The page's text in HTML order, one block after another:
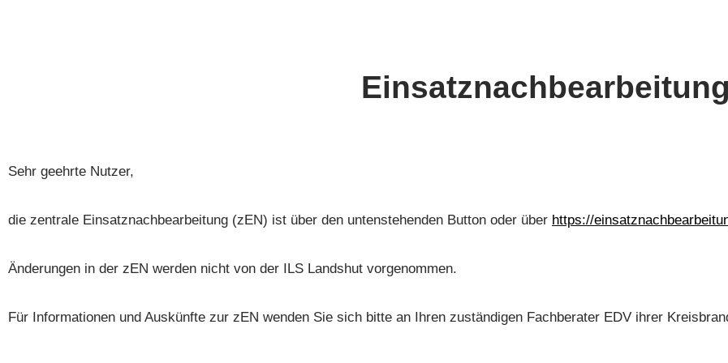
Einsatznachbearbeitung
Sehr geehrte Nutzer,
die zentrale Einsatznachbearbeitung (zEN) ist über den untenstehenden Button oder über https://
Änderungen in der zEN werden nicht von der ILS Landshut vorgenommen.
Für Informationen und Auskünfte zur zEN wenden Sie sich bitte an Ihren zuständigen Fachberater EDV ihrer